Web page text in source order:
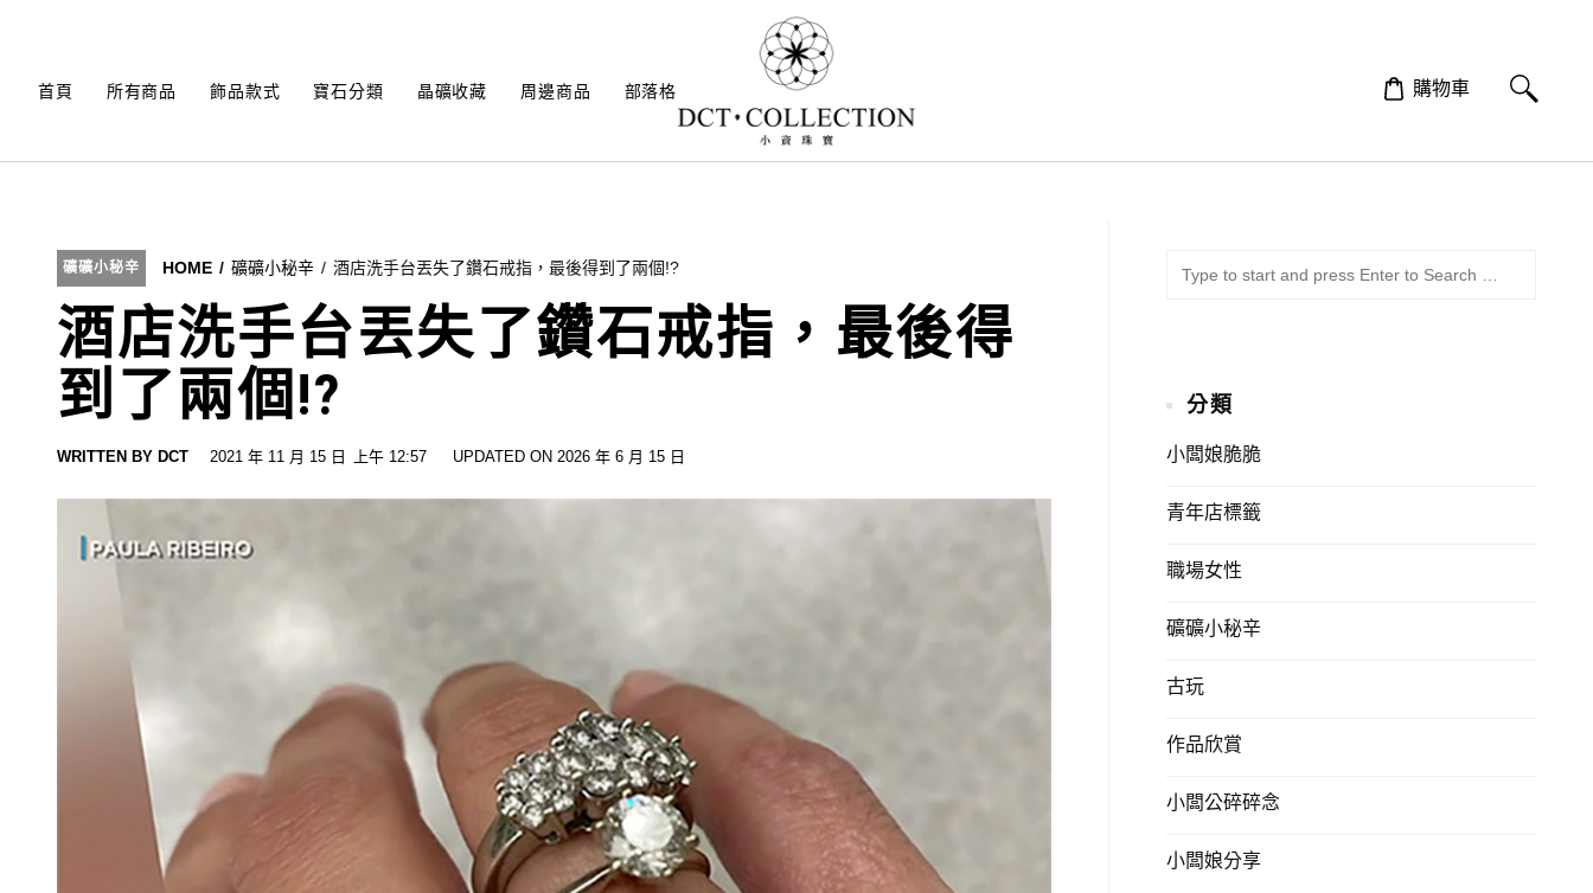
content
首頁 所有商品 飾品款式 寶石分類 晶礦收藏 周邊商品 部落格 購物車
礦礦小秘辛 HOME 礦礦小秘辛 酒店洗手台丟失了鑽石戒指，最後得到了兩個!?
酒店洗手台丟失了鑽石戒指，最後得
到了兩個!?
WRITTEN BY DCT 2021 年 11 月 15 日 上午 12:57 UPDATED ON 2026 年 6 月 15 日
分類
小闆娘脆脆
青年店標籤
職場女性
礦礦小秘辛
古玩
作品欣賞
小闆公碎碎念
小闆娘分享